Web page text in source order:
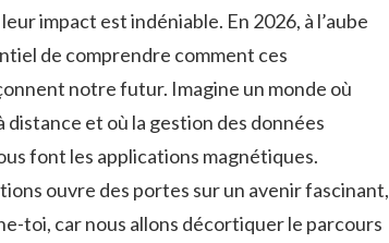
leur impact est indéniable. En 2026, à l’aube
de comprendre comment ces
notre futur. Imagine un monde où
distance et où la gestion des données
font les applications magnétiques.
ouvre des portes sur un avenir fascinant,
toi, car nous allons décortiquer le parcours